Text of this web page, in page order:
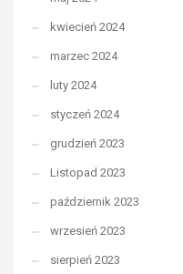
kwiecień 2024
marzec 2024
luty 2024
styczeń 2024
grudzień 2023
Listopad 2023
październik 2023
wrzesień 2023
sierpień 2023